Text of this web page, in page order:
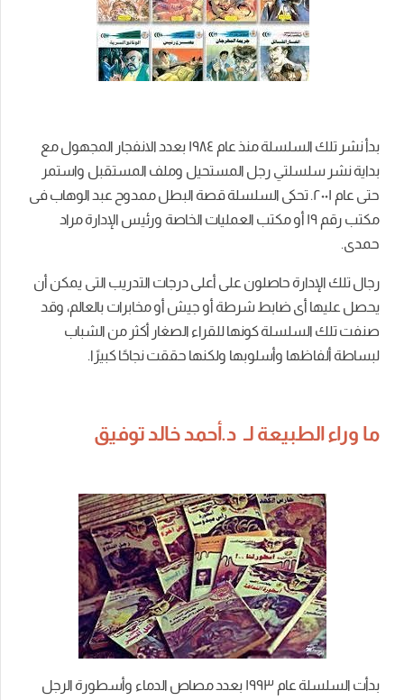
بدأ نشر تلك السلسلة منذ عام ١٩٨٤ بعدد الانفجار المجهول مع
بداية نشر سلسلتي رجل المستحيل وملف المستقبل واستمر
حتى عام ٢٠٠١. تحكى السلسلة قصة البطل ممدوح عبد الوهاب فى
مكتب رقم ١٩ أو مكتب العمليات الخاصة ورئيس الإدارة مراد
حمدى.
رجال تلك الإدارة حاصلون على أعلى درجات التدريب التى يمكن أن
يحصل عليها أى ضابط شرطة أو جيش أو مخابرات بالعالم، وقد
صنفت تلك السلسلة كونها للقراء الصغار أكثر من الشباب
لبساطة ألفاظها وأسلوبها ولكنها حققت نجاحًا كبيرًا.
ما وراء الطبيعة لـ د.أحمد خالد توفيق
بدأت السلسلة عام ١٩٩٣ بعدد مصاص الدماء وأسطورة الرجل